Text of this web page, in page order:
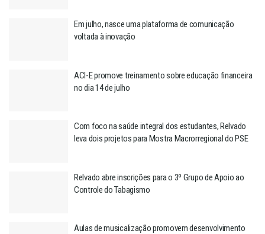
Em julho, nasce uma plataforma de comunicação
voltada à inovação
ACI-E promove treinamento sobre educação financeira
no dia 14 de julho
Com foco na saúde integral dos estudantes, Relvado
leva dois projetos para Mostra Macrorregional do PSE
Relvado abre inscrições para o 3º Grupo de Apoio ao
Controle do Tabagismo
Aulas de musicalização promovem desenvolvimento